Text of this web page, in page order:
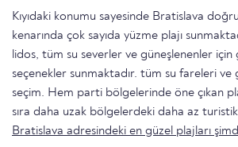
Kıyıdaki konumu sayesinde Bratislava
kenarında çok sayıda yüzme plajı
lidos, tüm su severler ve güneşlenenler için
seçenekler sunmaktadır. tüm su fareleri ve
seçim. Hem parti bölgelerinde öne çıkan
sıra daha uzak bölgelerdeki daha az
Bratislava adresindeki en güzel plajları